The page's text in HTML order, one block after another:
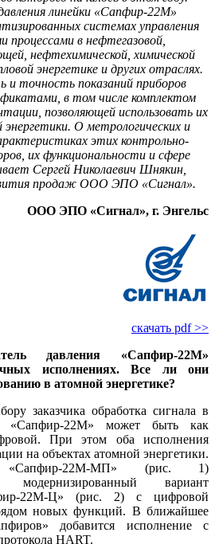
линейки «Сапфир‑22М»
системах управления
процессами в нефтегазовой,
нефтехимической, химической
энергетике и других отраслях.
и точность показаний приборов
в том числе комплектом
позволяющей использовать их
О метрологических и
этих контрольно-
их функциональности и сфере
Сергей Николаевич Шнякин,
продаж ООО ЭПО «Сигнал».
ООО ЭПО «Сигнал», г. Энгельс
скачать pdf >>
давления «Сапфир‑22М»
исполнениях. Все ли они
в атомной энергетике?
заказчика обработка сигнала в
«Сапфир‑22М» может быть как
При этом оба исполнения
на объектах атомной энергетики.
«Сап­фир‑22М-МП» (рис. 1)
модернизированный вариант
(рис. 2) с цифровой
новых функций. В ближайшее
добавится исполнение с
HART.